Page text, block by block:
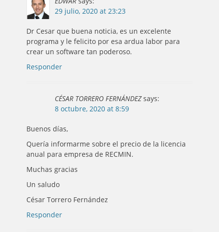
29 julio, 2020 at 23:23
Dr Cesar que buena noticia, es un excelente
programa y le felicito por esa ardua labor para
crear un software tan poderoso.
Responder
CÉSAR TORRERO FERNÁNDEZ says:
8 octubre, 2020 at 8:59
Buenos días,
Quería informarme sobre el precio de la licencia
anual para empresa de RECMIN.
Muchas gracias
Un saludo
César Torrero Fernández
Responder